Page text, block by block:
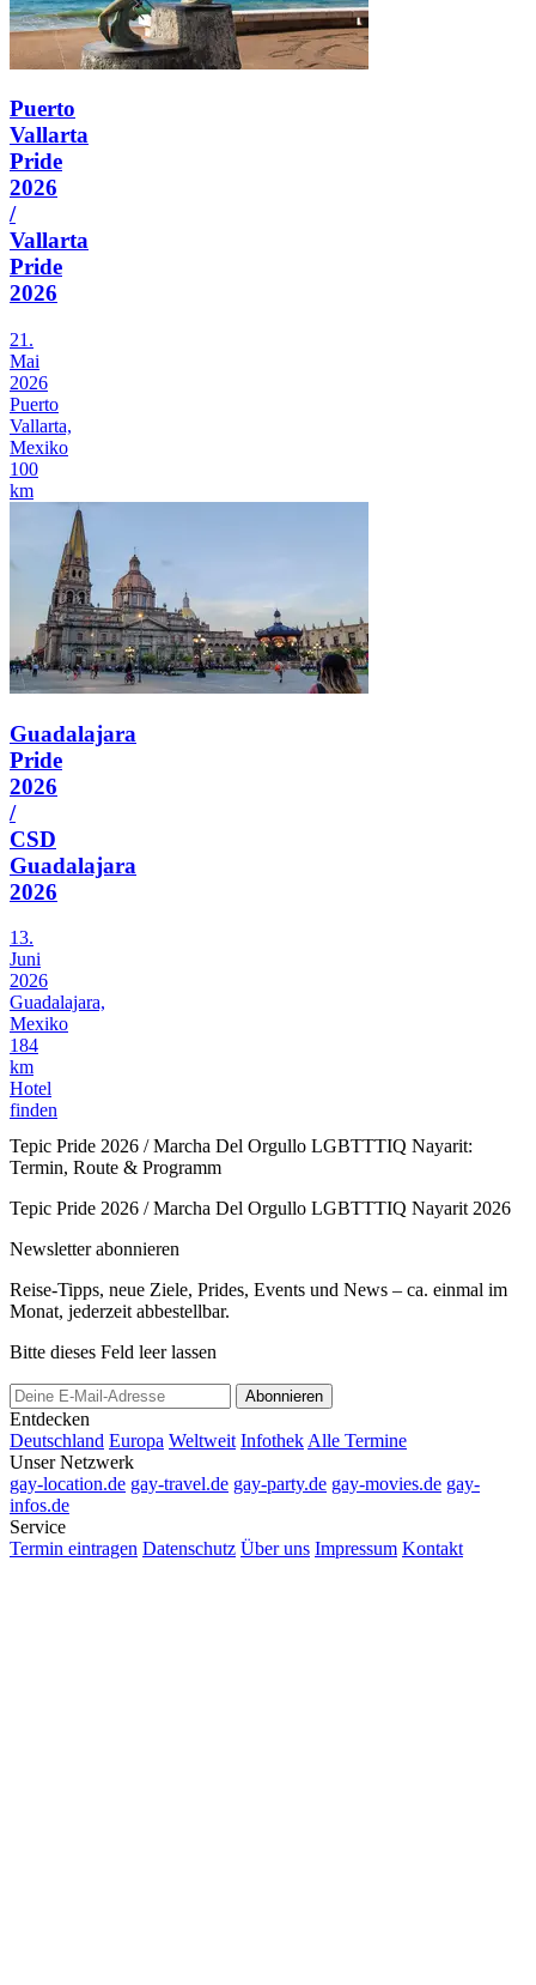
Puerto
Vallarta
Pride
2026
/
Vallarta
Pride
2026
21.
Mai
2026
Puerto
Vallarta,
Mexiko
100
km
Guadalajara
Pride
2026
/
CSD
Guadalajara
2026
13.
Juni
2026
Guadalajara,
Mexiko
184
km
Hotel
finden
Tepic Pride 2026 / Marcha Del Orgullo LGBTTTIQ Nayarit:
Termin, Route & Programm
Tepic Pride 2026 / Marcha Del Orgullo LGBTTTIQ Nayarit 2026
Newsletter abonnieren
Reise-Tipps, neue Ziele, Prides, Events und News – ca. einmal im
Monat, jederzeit abbestellbar.
Bitte dieses Feld leer lassen
Abonnieren
Entdecken
Deutschland Europa Weltweit Infothek Alle Termine
Unser Netzwerk
gay-location.de gay-travel.de gay-party.de gay-movies.de gay-
infos.de
Service
Termin eintragen Datenschutz Über uns Impressum Kontakt